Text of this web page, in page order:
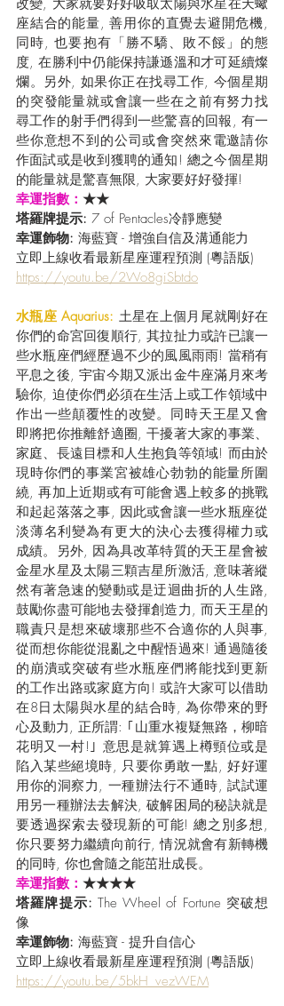
改變, 大家就要好好吸取太陽與水星在天蠍
座結合的能量, 善用你的直覺去避開危機,
同時, 也要抱有「勝不驕、敗不餒」的態
度, 在勝利中仍能保持謙遜溫和才可延續燦
爛。另外, 如果你正在找尋工作, 今個星期
的突發能量就或會讓一些在之前有努力找
尋工作的射手們得到一些驚喜的回報, 有一
些你意想不到的公司或會突然來電邀請你
作面試或是收到獲聘的通知! 總之今個星期
的能量就是驚喜無限, 大家要好好發揮!
幸運指數： ★★
塔羅牌提示: 7 of Pentacles冷靜應變
幸運飾物: 海藍寶 - 增強自信及溝通能力
立即上線收看最新星座運程預測 (粵語版)
https://youtu.be/2Wo8giSbtdo
水瓶座 Aquarius: 土星在上個月尾就剛好在
你們的命宮回復順行, 其拉扯力或許已讓一
些水瓶座們經歷過不少的風風雨雨! 當稍有
平息之後, 宇宙今期又派出金牛座滿月來考
驗你, 迫使你們必須在生活上或工作領域中
作出一些顛覆性的改變。同時天王星又會
即將把你推離舒適圈, 干擾著大家的事業、
家庭、長遠目標和人生抱負等領域! 而由於
現時你們的事業宮被雄心勃勃的能量所圍
繞, 再加上近期或有可能會遇上較多的挑戰
和起起落落之事, 因此或會讓一些水瓶座從
淡薄名利變為有更大的決心去獲得權力或
成績。另外, 因為具改革特質的天王星會被
金星水星及太陽三顆吉星所激活, 意味著縱
然有著急速的變動或是迂迴曲折的人生路,
鼓勵你盡可能地去發揮創造力, 而天王星的
職責只是想來破壞那些不合適你的人與事,
從而想你能從混亂之中醒悟過來! 通過隨後
的崩潰或突破有些水瓶座們將能找到更新
的工作出路或家庭方向! 或許大家可以借助
在8日太陽與水星的結合時, 為你帶來的野
心及動力, 正所謂: ｢山重水複疑無路，柳暗
花明又一村!｣ 意思是就算遇上樽頸位或是
陷入某些絕境時, 只要你勇敢一點, 好好運
用你的洞察力, 一種辦法行不通時, 試試運
用另一種辦法去解決, 破解困局的秘訣就是
要透過探索去發現新的可能! 總之別多想,
你只要努力繼續向前行, 情況就會有新轉機
的同時, 你也會隨之能茁壯成長。
幸運指數： ★★★★
塔羅牌提示: The Wheel of Fortune 突破想
像
幸運飾物: 海藍寶 - 提升自信心
立即上線收看最新星座運程預測 (粵語版)
https://youtu.be/5bkH_vezWEM